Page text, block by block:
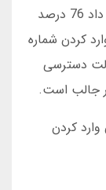
شد. 12 هزار کاربر شرکت کردند. نتایج نشان داد 76 درصد
کردن شماره
دسترسی
جالب است.
وارد کردن